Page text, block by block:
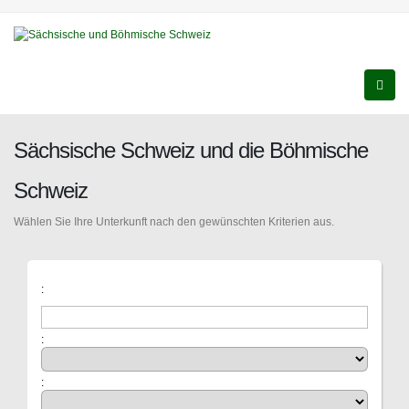
Sächsische Schweiz und die Böhmische
Schweiz
Wählen Sie Ihre Unterkunft nach den gewünschten Kriterien aus.
:
:
: